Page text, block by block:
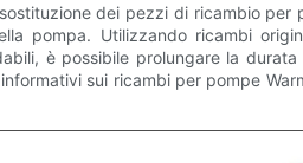
dei pezzi di ricambio
pompa. Utilizzando ricambi
è possibile prolungare la
sui ricambi per pompe